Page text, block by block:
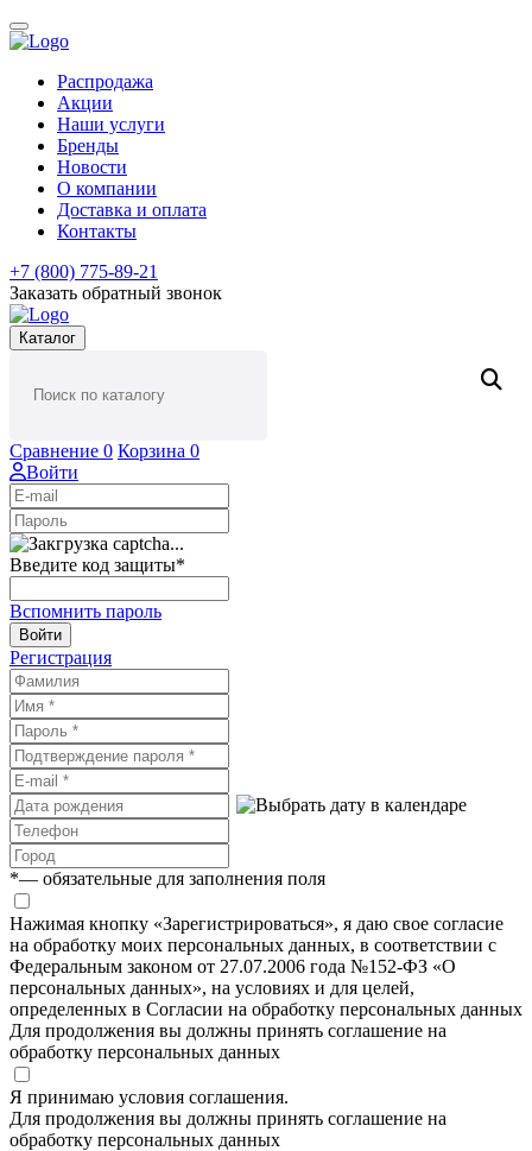
Распродажа
Акции
Наши услуги
Бренды
Новости
О компании
Доставка и оплата
Контакты
+7 (800) 775-89-21
Заказать обратный звонок
Каталог
Сравнение 0 Корзина 0
Войти
Введите код защиты*
Вспомнить пароль
Войти
Регистрация
*— обязательные для заполнения поля
Нажимая кнопку «Зарегистрироваться», я даю свое согласие
на обработку моих персональных данных, в соответствии с
Федеральным законом от 27.07.2006 года №152-ФЗ «О
персональных данных», на условиях и для целей,
определенных в Согласии на обработку персональных данных
Для продолжения вы должны принять соглашение на
обработку персональных данных
Я принимаю условия соглашения.
Для продолжения вы должны принять соглашение на
обработку персональных данных